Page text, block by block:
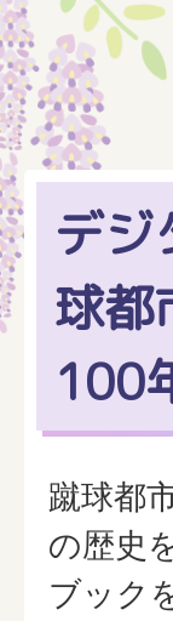
デジ
球都
100
蹴球都
の歴史
ブック